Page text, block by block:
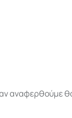
αν αναφερθούμε